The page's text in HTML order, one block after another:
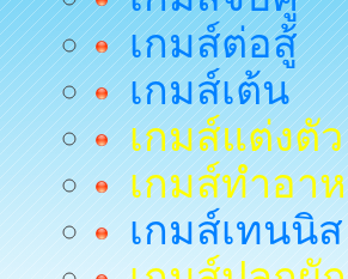
เกมส์ต่อสู้
เกมส์เต้น
เกมส์แต่งตัว
เกมส์ทำอา
เกมส์เทนนิส